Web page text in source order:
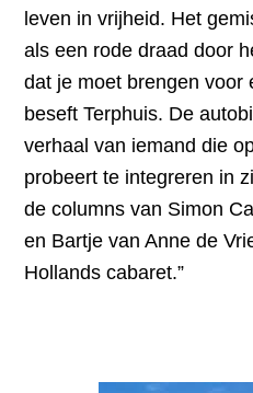
leven in vrijheid. Het
als een rode draad door
dat je moet brengen voor
beseft Terphuis. De
verhaal van iemand die
probeert te integreren in
de columns van Simon
en Bartje van Anne de
Hollands cabaret.”